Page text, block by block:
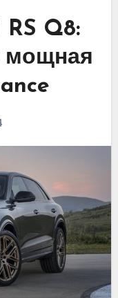
Q8:
мощная